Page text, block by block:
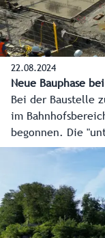
22.08.2024
Neue Bauphase
Bei der Baustelle
im
begonnen. Die
Bodenplatte wird
sein, ein großes
1.300
Mitarbeiter der